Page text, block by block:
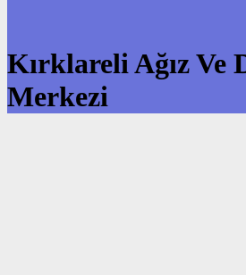
Kırklareli Ağız Ve
Merkezi